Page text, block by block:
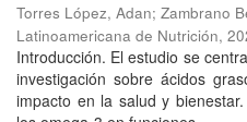
Torres López, Adan; Zambrano
Latinoamericana de Nutrición,
Introducción. El estudio se
investigación sobre ácidos
impacto en la salud y